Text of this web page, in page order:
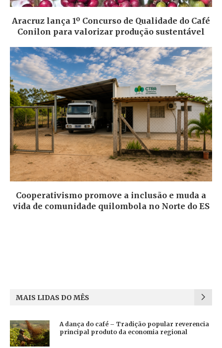
Aracruz lança 1º Concurso de Qualidade do Café
Conilon para valorizar produção sustentável
Cooperativismo promove a inclusão e muda a
vida de comunidade quilombola no Norte do ES
MAIS LIDAS DO MÊS
A dança do café – Tradição popular reverencia
principal produto da economia regional